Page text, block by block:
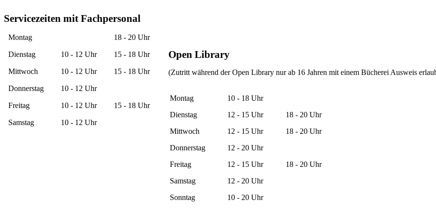
Servicezeiten mit Fachpersonal
Montag 18 - 20 Uhr
Dienstag 10 - 12 Uhr 15 - 18 Uhr
Mittwoch 10 - 12 Uhr 15 - 18 Uhr
Donnerstag 10 - 12 Uhr
Freitag 10 - 12 Uhr 15 - 18 Uhr
Samstag 10 - 12 Uhr
Open Library
(Zutritt während der Open Library nur ab 16 Jahren mit einem Bücherei Ausweis
Montag
Dienstag
Mittwoch
Donnerstag
Freitag
Samstag
Sonntag
10 - 18 Uhr
12 - 15 Uhr
12 - 15 Uhr
12 - 20 Uhr
12 - 15 Uhr
12 - 20 Uhr
10 - 20 Uhr
18 - 20 Uhr
18 - 20 Uhr
18 - 20 Uhr